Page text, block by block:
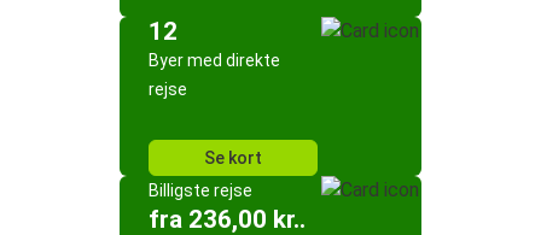
12
Byer med direkte
rejse
Se kort
Billigste rejse
fra 236,00 kr..